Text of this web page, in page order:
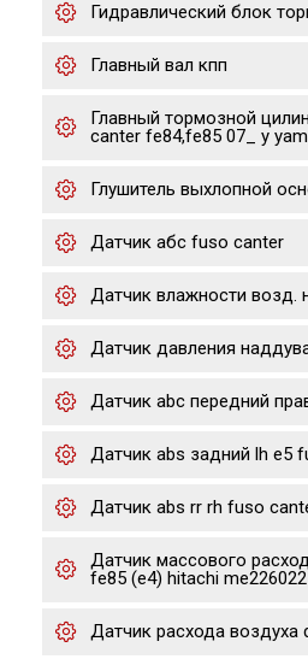
Гидравлический блок
Главный вал кпп
Главный тормозной
canter fe84,fe85 07_ y
Глушитель выхлопной
Датчик абс fuso canter
Датчик влажности возд.
Датчик давления
Датчик abc передний
Датчик abs задний lh e5
Датчик abs rr rh fuso
Датчик массового
fe85 (e4) hitachi me226022
Датчик расхода воздуха